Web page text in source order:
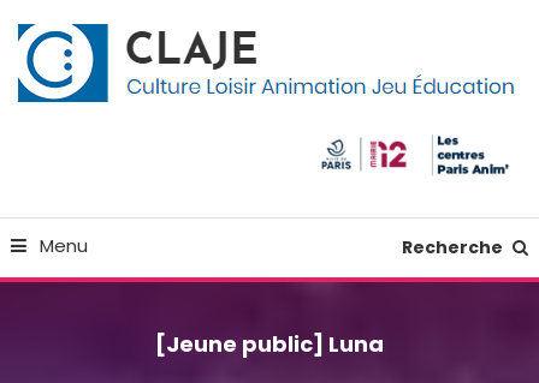
To
Content
Menu Recherche
[Jeune public] Luna